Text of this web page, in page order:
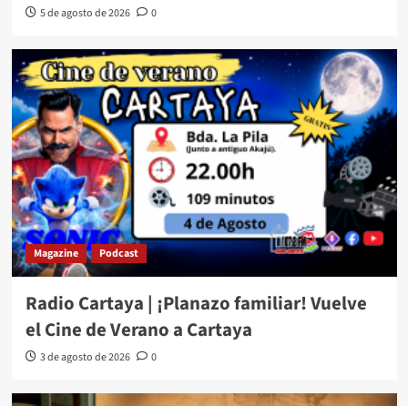
5 de agosto de 2026 0
Magazine Podcast
Radio Cartaya | ¡Planazo familiar! Vuelve
el Cine de Verano a Cartaya
3 de agosto de 2026 0